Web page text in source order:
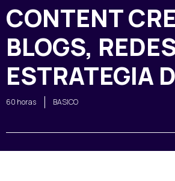
CONTENT
BLOGS,
ESTRATEGIA
60 horas BASICO